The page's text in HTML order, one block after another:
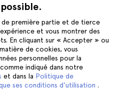
première partie et de tierce
et vous montrer des
En cliquant sur « Accepter » ou
de cookies, vous
personnelles pour la
indiqué dans notre
et dans la Politique de
ses conditions d'utilisation .
Londres
Grenade
Cracovie
Tenerife
Suivez-nous sur